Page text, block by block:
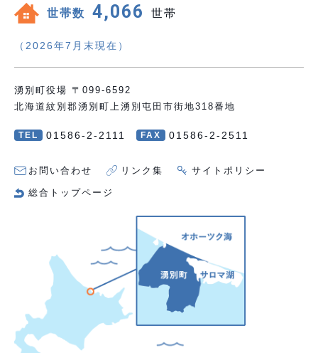
世帯数 4,066 世帯
（2026年7月末現在）
湧別町役場 〒099-6592
北海道紋別郡湧別町上湧別屯田市街地318番地
TEL 01586-2-2111 FAX 01586-2-2511
お問い合わせ リンク集 サイトポリシー
総合トップページ